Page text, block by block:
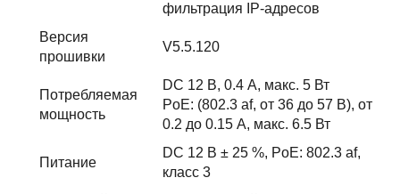
фильтрация IP-адресов
Версия
прошивки
V5.5.120
Потребляемая
мощность
DC 12 В, 0.4 А, макс. 5 Вт
PoE: (802.3 af, от 36 до 57 В), от
0.2 до 0.15 A, макс. 6.5 Вт
Питание
DC 12 В ± 25 %, PoE: 802.3 af,
класс 3